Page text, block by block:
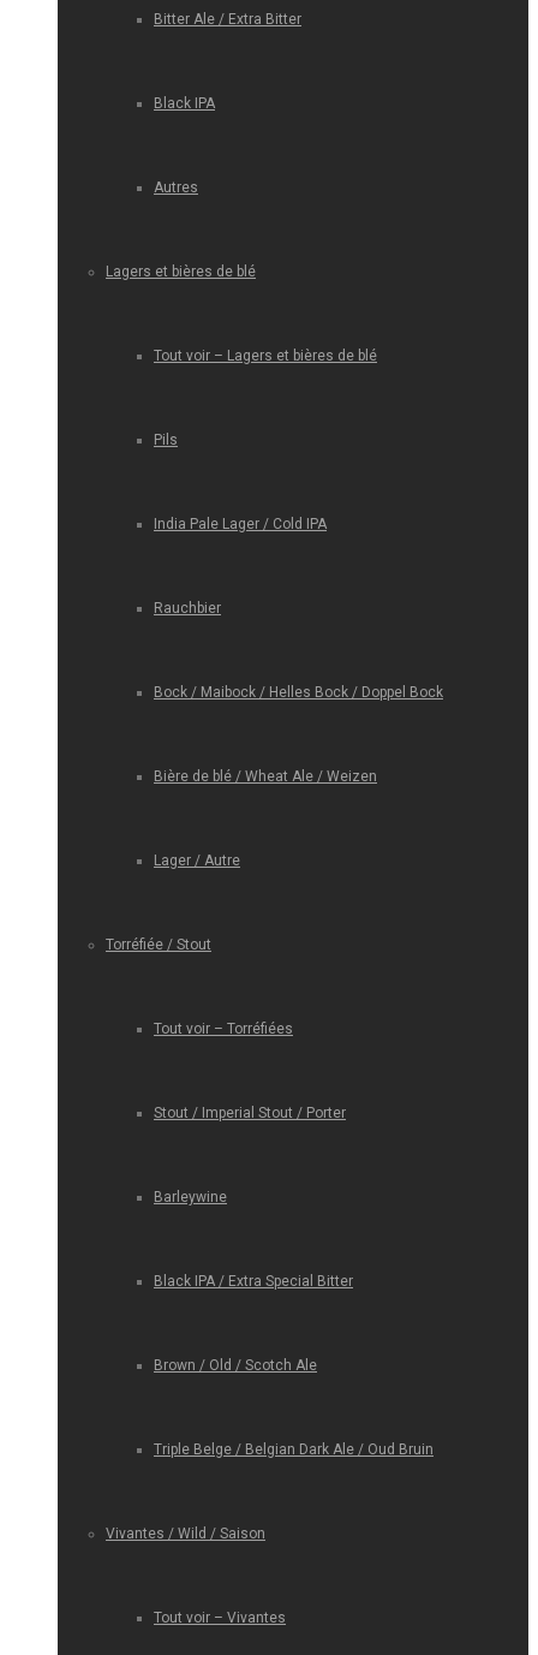
Bitter Ale / Extra Bitter
Black IPA
Autres
Lagers et bières de blé
Tout voir – Lagers et bières de blé
Pils
India Pale Lager / Cold IPA
Rauchbier
Bock / Maibock / Helles Bock / Doppel Bock
Bière de blé / Wheat Ale / Weizen
Lager / Autre
Torréfiée / Stout
Tout voir – Torréfiées
Stout / Imperial Stout / Porter
Barleywine
Black IPA / Extra Special Bitter
Brown / Old / Scotch Ale
Triple Belge / Belgian Dark Ale / Oud Bruin
Vivantes / Wild / Saison
Tout voir – Vivantes